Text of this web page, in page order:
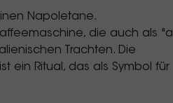
Napoletane.
die auch als "a
Trachten. Die
ein Ritual, das als Symbol für